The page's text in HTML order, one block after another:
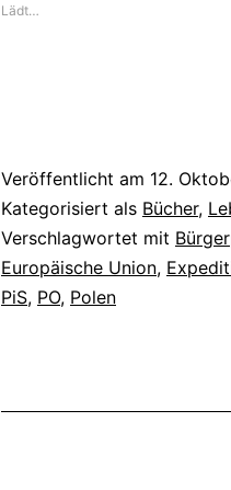
Lädt…
Veröffentlicht am 12.
Kategorisiert als Bücher,
Verschlagwortet mit
Europäische Union,
PiS, PO, Polen